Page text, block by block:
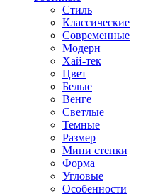
Стиль
Классические
Современные
Модерн
Хай-тек
Цвет
Белые
Венге
Светлые
Темные
Размер
Мини стенки
Форма
Угловые
Особенности